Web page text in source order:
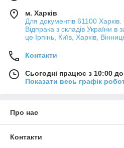
основи, то складання стане
зручним.
Сьогодні фурнітура для сережок
широкому асортименті на цій
основу, доповнити її
швидко з'єднати — і все, тепер ви
авторської роботи!
Типи фурнітури для
різноманітністю.
швензи відкритого типу;
швензи із замком-гачком та
м. Харків
Для документів 61100
Відпрака з складів України в
це Ірпінь, Київ, Харків,
Контакти
Сьогодні працює з 10:00
Показати весь графік
Про нас
Контакти